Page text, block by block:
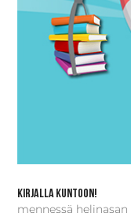
Kirjalla kuntoon!
mennessä helinasan